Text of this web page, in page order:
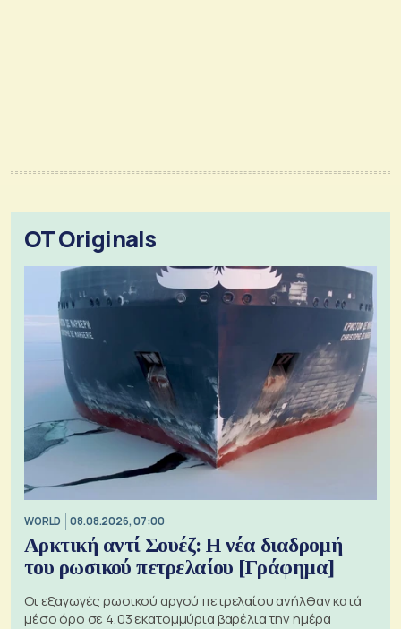
OT Originals
WORLD 08.08.2026, 07:00
Αρκτική αντί Σουέζ: Η νέα διαδρομή
του ρωσικού πετρελαίου [Γράφημα]
Οι εξαγωγές ρωσικού αργού πετρελαίου ανήλθαν κατά
μέσο όρο σε 4,03 εκατομμύρια βαρέλια την ημέρα